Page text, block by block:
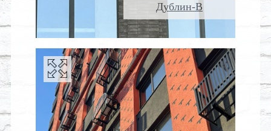
Дублин-В